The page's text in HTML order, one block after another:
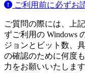
ご利用前に必ずお
ご質問の際には、上
ずご利用の Windows
ジョンとビット数、
の確認のために何度
力をお願いいたします